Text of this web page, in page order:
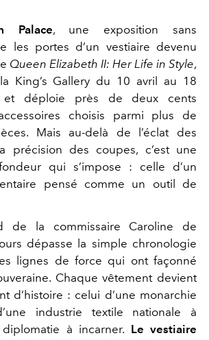
Palace, une exposition sans
les portes d’un vestiaire devenu
Queen Elizabeth II: Her Life in Style,
King’s Gallery du 10 avril au 18
et déploie près de deux cents
choisis parmi plus de
Mais au-delà de l’éclat des
précision des coupes, c’est une
qui s’impose : celle d’un
pensé comme un outil de
de la commissaire Caroline de
dépasse la simple chronologie
lignes de force qui ont façonné
Chaque vêtement devient
d’histoire : celui d’une monarchie
industrie textile nationale à
à incarner. Le vestiaire